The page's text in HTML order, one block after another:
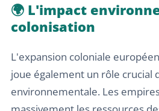
🌍 L'impact
colonisation
L'expansion coloniale
joue également un rôle crucial
environnementale. Les